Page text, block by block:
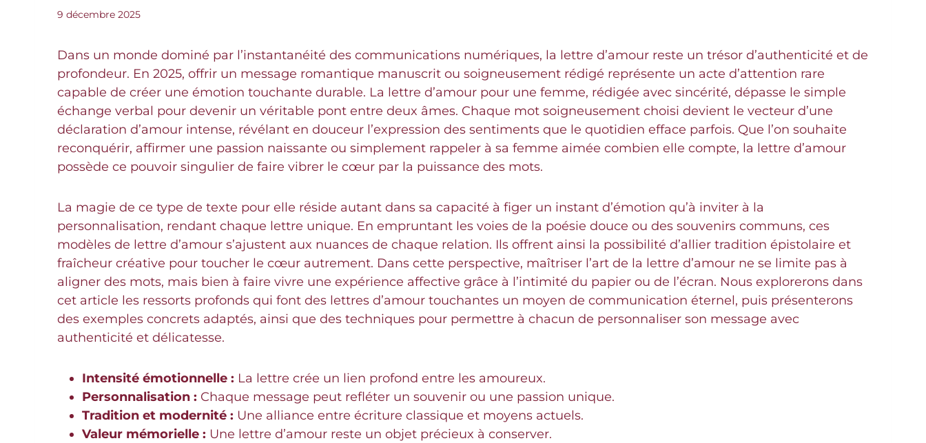
9 décembre 2025
Dans un monde dominé par l’instantanéité des communications numériques, la lettre d’amour reste un trésor d’authenticité et de
profondeur. En 2025, offrir un message romantique manuscrit ou soigneusement rédigé représente un acte d’attention rare
capable de créer une émotion touchante durable. La lettre d’amour pour une femme, rédigée avec sincérité, dépasse le simple
échange verbal pour devenir un véritable pont entre deux âmes. Chaque mot soigneusement choisi devient le vecteur d’une
déclaration d’amour intense, révélant en douceur l’expression des sentiments que le quotidien efface parfois. Que l’on souhaite
reconquérir, affirmer une passion naissante ou simplement rappeler à sa femme aimée combien elle compte, la lettre d’amour
possède ce pouvoir singulier de faire vibrer le cœur par la puissance des mots.
La magie de ce type de texte pour elle réside autant dans sa capacité à figer un instant d’émotion qu’à inviter à la
personnalisation, rendant chaque lettre unique. En empruntant les voies de la poésie douce ou des souvenirs communs, ces
modèles de lettre d’amour s’ajustent aux nuances de chaque relation. Ils offrent ainsi la possibilité d’allier tradition épistolaire et
fraîcheur créative pour toucher le cœur autrement. Dans cette perspective, maîtriser l’art de la lettre d’amour ne se limite pas à
aligner des mots, mais bien à faire vivre une expérience affective grâce à l’intimité du papier ou de l’écran. Nous explorerons dans
cet article les ressorts profonds qui font des lettres d’amour touchantes un moyen de communication éternel, puis présenterons
des exemples concrets adaptés, ainsi que des techniques pour permettre à chacun de personnaliser son message avec
authenticité et délicatesse.
Intensité émotionnelle : La lettre crée un lien profond entre les amoureux.
Personnalisation : Chaque message peut refléter un souvenir ou une passion unique.
Tradition et modernité : Une alliance entre écriture classique et moyens actuels.
Valeur mémorielle : Une lettre d’amour reste un objet précieux à conserver.